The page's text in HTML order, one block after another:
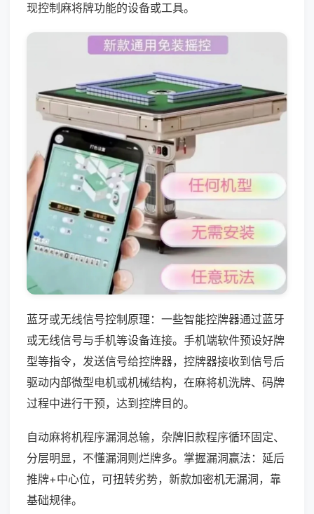
现控制麻将牌功能的设备或工具。
蓝牙或无线信号控制原理：一些智能控牌器通过蓝牙
或无线信号与手机等设备连接。手机端软件预设好牌
型等指令，发送信号给控牌器，控牌器接收到信号后
驱动内部微型电机或机械结构，在麻将机洗牌、码牌
过程中进行干预，达到控牌目的。
自动麻将机程序漏洞总输，杂牌旧款程序循环固定、
分层明显，不懂漏洞则烂牌多。掌握漏洞赢法：延后
推牌+中心位，可扭转劣势，新款加密机无漏洞，靠
基础规律。